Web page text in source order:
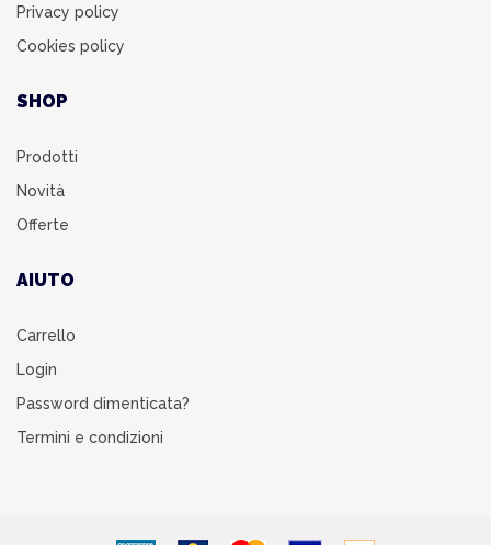
Privacy policy
Cookies policy
SHOP
Prodotti
Novità
Offerte
AIUTO
Carrello
Login
Password dimenticata?
Termini e condizioni